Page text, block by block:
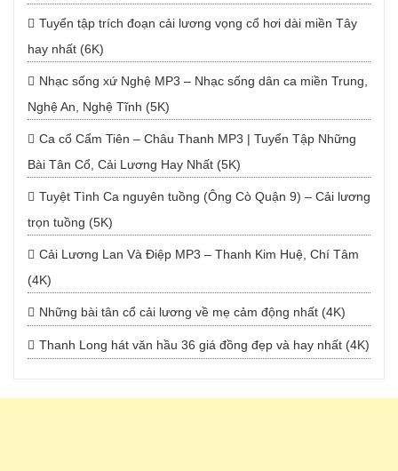
Tuyển tập trích đoạn cải lương vọng cổ hơi dài miền Tây
hay nhất (6K)
Nhạc sống xứ Nghệ MP3 – Nhạc sống dân ca miền Trung,
Nghệ An, Nghệ Tĩnh (5K)
Ca cổ Cẩm Tiên – Châu Thanh MP3 | Tuyển Tập Những
Bài Tân Cổ, Cải Lương Hay Nhất (5K)
Tuyệt Tình Ca nguyên tuồng (Ông Cò Quận 9) – Cải lương
trọn tuồng (5K)
Cải Lương Lan Và Điệp MP3 – Thanh Kim Huệ, Chí Tâm
(4K)
Những bài tân cổ cải lương về mẹ cảm động nhất (4K)
Thanh Long hát văn hầu 36 giá đồng đẹp và hay nhất (4K)